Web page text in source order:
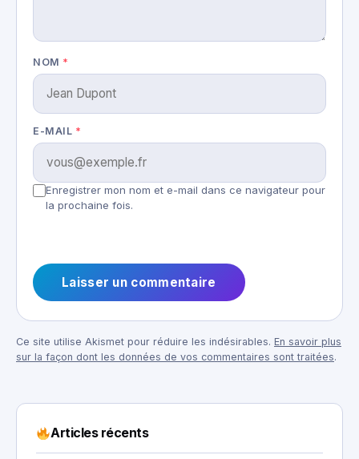
NOM *
E-MAIL *
Enregistrer mon nom et e-mail dans ce navigateur pour
la prochaine fois.
Ce site utilise Akismet pour réduire les indésirables. En savoir plus
sur la façon dont les données de vos commentaires sont traitées.
Articles récents